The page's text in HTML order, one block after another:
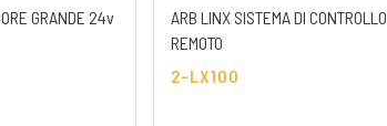
GRANDE 24v
ARB LINX SISTEMA DI CONTROLLO
REMOTO
2-LX100